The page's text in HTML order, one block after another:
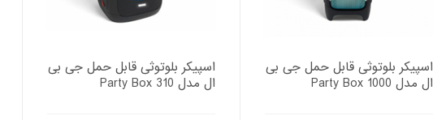
اسپیکر بلوتوثی قابل حمل جی بی
ال مدل Party Box 1000
اسپیکر بلوتوثی قابل حمل جی بی
ال مدل Party Box 310